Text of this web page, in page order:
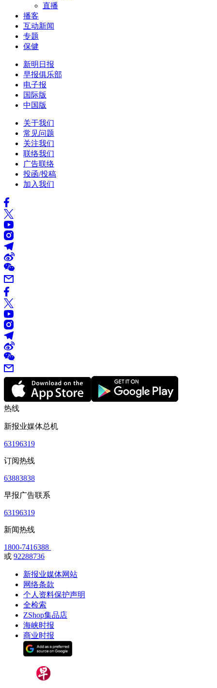
直播
播客
互动新闻
专题
保健
新明日报
早报俱乐部
电子报
国际版
中国版
关于我们
常见问题
关注我们
联络我们
广告联络
投函/投稿
加入我们
热线
新报业媒体总机
63196319
订阅热线
63883838
早报广告联系
63196319
新闻热线
1800-7416388
或 92288736
新报业媒体网站
网络条款
个人资料保护声明
全检索
ZShop集品店
海峡时报
商业时报